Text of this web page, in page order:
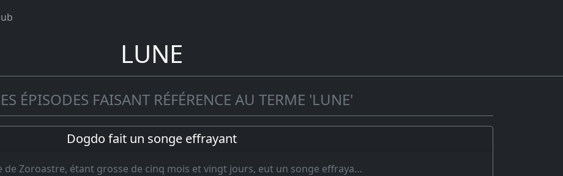
LUNE
ÉPISODES FAISANT RÉFÉRENCE AU TERME 'LUNE'
Dogdo fait un songe effrayant
de Zoroastre, étant grosse de cinq mois et vingt jours, eut un songe effraya…